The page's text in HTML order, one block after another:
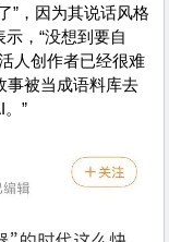
”，因为其说话风格
，“没想到要自
人创作者已经很难
事被当成语料库去
”